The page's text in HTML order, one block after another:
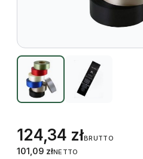
124,34 złBRUTTO
101,09 złNETTO